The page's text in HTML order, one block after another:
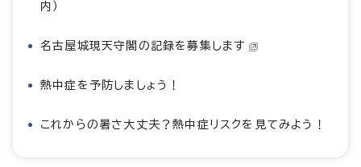
内）
名古屋城現天守閣の記録を募集します
熱中症を予防しましょう！
これからの暑さ大丈夫？熱中症リスクを見てみよう！